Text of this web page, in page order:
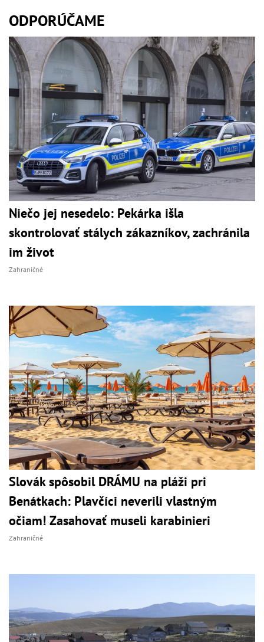
ODPORÚČAME
Niečo jej nesedelo: Pekárka išla
skontrolovať stálych zákazníkov, zachránila
im život
Zahraničné
Slovák spôsobil DRÁMU na pláži pri
Benátkach: Plavčíci neverili vlastným
očiam! Zasahovať museli karabinieri
Zahraničné